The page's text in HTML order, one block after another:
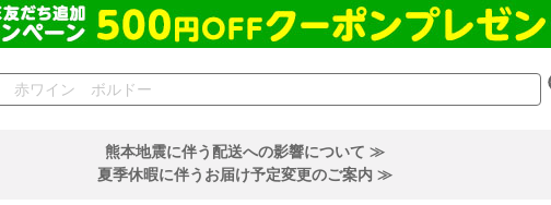
熊本地震に伴う配送への影響について ≫
夏季休暇に伴うお届け予定変更のご案内 ≫